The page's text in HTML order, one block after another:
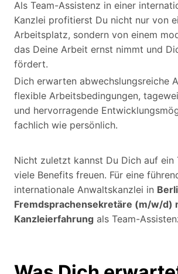
Als Team-Assistenz in einer
Kanzlei profitierst Du nicht nur von
Arbeitsplatz, sondern von einem
das Deine Arbeit ernst nimmt und
fördert.
Dich erwarten abwechslungsreiche
flexible Arbeitsbedingungen,
und hervorragende
fachlich wie persönlich.
Nicht zuletzt kannst Du Dich auf ein
viele Benefits freuen. Für eine
internationale Anwaltskanzlei in
Fremdsprachensekretäre (m/w/d)
Kanzleierfahrung als Team-